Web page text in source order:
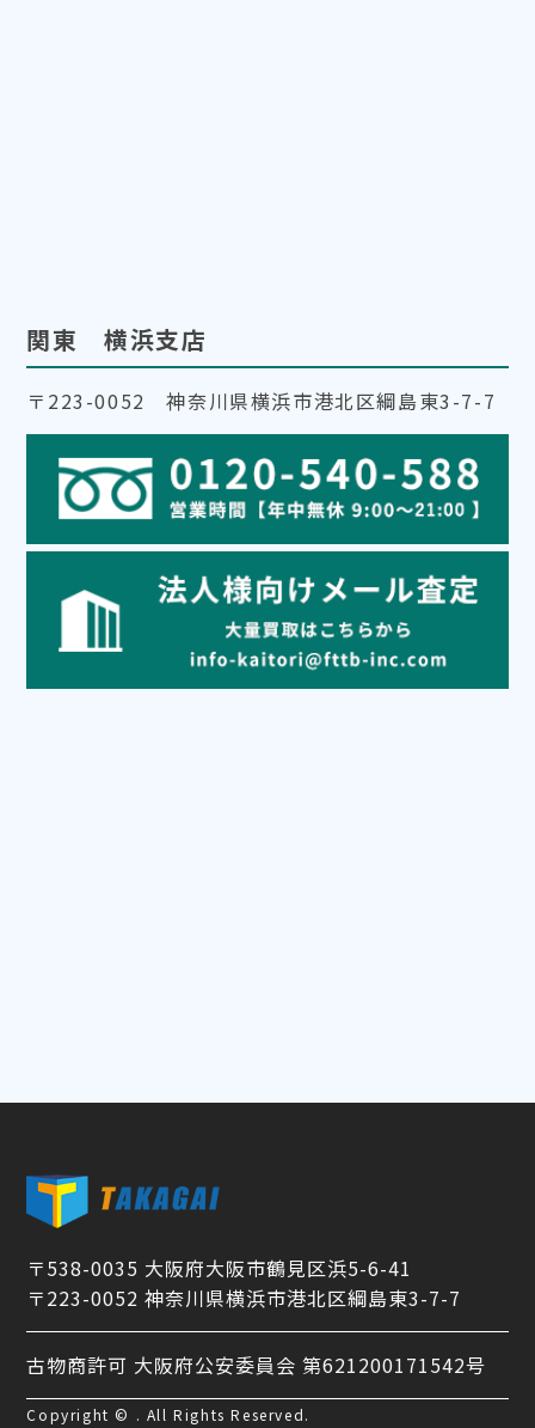
関東 横浜支店
〒223-0052 神奈川県横浜市港北区綱島東3-7-7
〒538-0035 大阪府大阪市鶴見区浜5-6-41
〒223-0052 神奈川県横浜市港北区綱島東3-7-7
古物商許可 大阪府公安委員会 第621200171542号
Copyright © . All Rights Reserved.